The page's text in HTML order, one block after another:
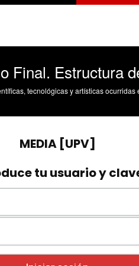
del
y artísticas ocurridas en los tres